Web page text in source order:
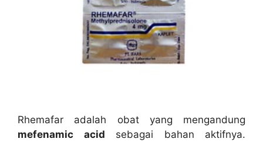
Rhemafar adalah obat yang mengandung
mefenamic acid sebagai bahan aktifnya.